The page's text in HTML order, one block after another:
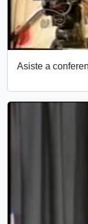
Asiste a